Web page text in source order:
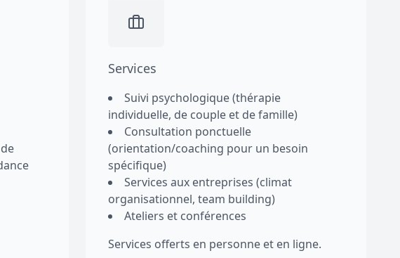
Services
Suivi psychologique (thérapie
individuelle, de couple et de famille)
Consultation ponctuelle
(orientation/coaching pour un besoin
spécifique)
Services aux entreprises (climat
organisationnel, team building)
Ateliers et conférences
Services offerts en personne et en ligne.